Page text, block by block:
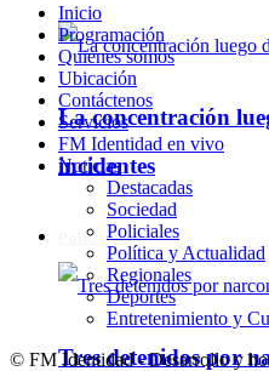
La concentración
incidentes
Policiales
Tres detenidos por
Inicio
Programación
Quienes somos
Ubicación
Contáctenos
Servicios
FM Identidad en vivo
Noticias
Destacadas
Sociedad
Policiales
Política y Actualidad
Regionales
Deportes
Entretenimiento y
© FM Identidad - Desarrollo y